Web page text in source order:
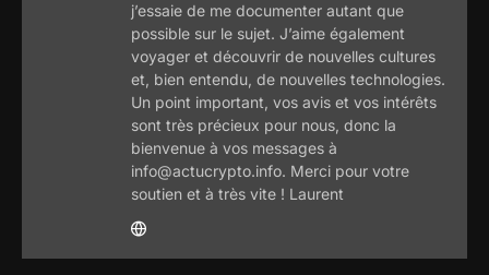
j’essaie de me documenter autant que
possible sur le sujet. J’aime également
voyager et découvrir de nouvelles cultures
et, bien entendu, de nouvelles technologies.
Un point important, vos avis et vos intérêts
sont très précieux pour nous, donc la
bienvenue à vos messages à
info@actucrypto.info. Merci pour votre
soutien et à très vite ! Laurent